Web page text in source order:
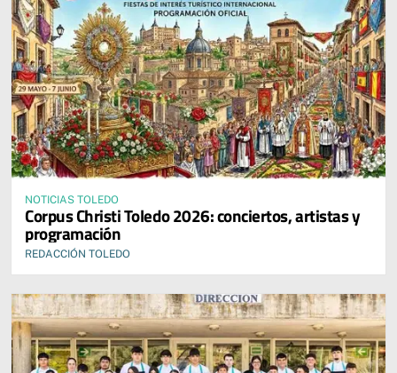
NOTICIAS TOLEDO
Corpus Christi Toledo 2026: conciertos, artistas y
programación
REDACCIÓN TOLEDO